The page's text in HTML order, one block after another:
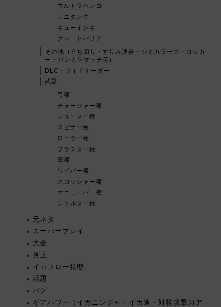
ウルトラハンコ
カニタンク
キューインキ
グレートバリア
その他（立ち回り・すりみ連合・シオカラーズ・ロッカ
ー・バンカラマッチ等）
DLC・サイドオーダー
武器
弓種
チャージャー種
シューター種
スピナー種
ローラー種
ブラスター種
筆種
ワイパー種
スロッシャー種
マニューバー種
シェルター種
元ネタ
スーパープレイ
大会
炎上
イカフロー状態
話題
バグ
ギアパワー（イカニンジャ・イカ速・対物攻撃力ア